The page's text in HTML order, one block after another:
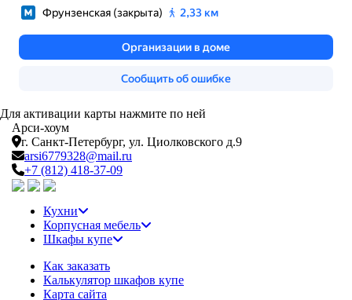
Для активации карты нажмите по ней
Арси-хоум
г. Санкт-Петербург, ул. Циолковского д.9
arsi6779328@mail.ru
+7 (812) 418-37-09
Кухни
Корпусная мебель
Шкафы купе
Как заказать
Калькулятор шкафов купе
Карта сайта